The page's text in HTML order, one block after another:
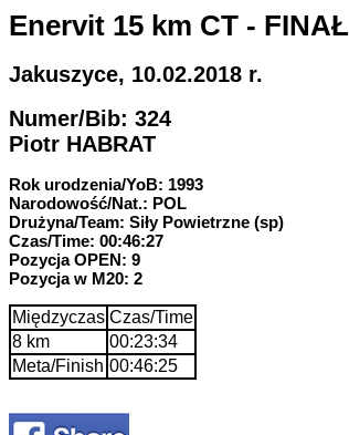
Enervit 15 km CT - FINAŁ
Jakuszyce, 10.02.2018 r.
Numer/Bib: 324
Piotr HABRAT
Rok urodzenia/YoB: 1993
Narodowość/Nat.: POL
Drużyna/Team: Siły Powietrzne (sp)
Czas/Time: 00:46:27
Pozycja OPEN: 9
Pozycja w M20: 2
Międzyczas Czas/Time
8 km
00:23:34
Meta/Finish 00:46:25